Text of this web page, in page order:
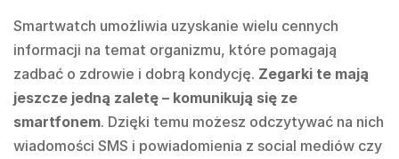
Smartwatch umożliwia uzyskanie wielu cennych
informacji na temat organizmu, które pomagają
zadbać o zdrowie i dobrą kondycję. Zegarki te mają
jeszcze jedną zaletę – komunikują się ze
smartfonem. Dzięki temu możesz odczytywać na nich
wiadomości SMS i powiadomienia z social mediów czy